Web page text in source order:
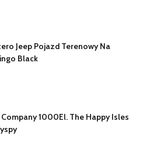
Jeep Pojazd Terenowy Na
Black
1000El. The Happy Isles